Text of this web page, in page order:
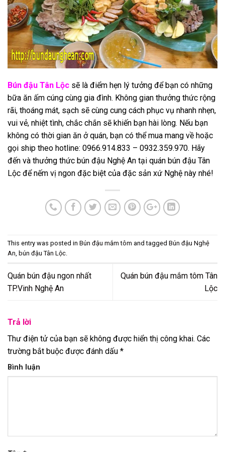
Bún đậu Tân Lộc sẽ là điểm hẹn lý tưởng để bạn có những
bữa ăn ấm cúng cùng gia đình. Không gian thưởng thức rộng
rãi, thoáng mát, sạch sẽ cùng cung cách phục vụ nhanh nhẹn,
vui vẻ, nhiệt tình, chắc chắn sẽ khiến bạn hài lòng. Nếu bạn
không có thời gian ăn ở quán, bạn có thể mua mang về hoặc
gọi ship theo hotline: 0966.914.833 – 0932.359.970. Hãy
đến và thưởng thức bún đậu Nghệ An tại quán bún đậu Tân
Lộc để nếm vị ngon đặc biệt của đặc sản xứ Nghệ này nhé!
This entry was posted in Bún đậu mắm tôm and tagged Bún đậu Nghệ
An bún đậu Tân Lộc
Quán bún đậu ngon nhất
TP.Vinh Nghệ An
Quán bún đậu mắm tôm Tân
Lộc
Trả lời
Thư điện tử của bạn sẽ không được hiển thị công khai. Các
trường bắt buộc được đánh dấu *
Bình luận